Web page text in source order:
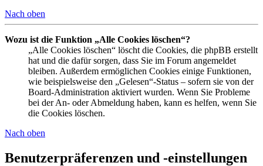
Nach oben
Wozu ist die Funktion „Alle Cookies löschen“?
„Alle Cookies löschen“ löscht die Cookies, die phpBB erstellt
hat und die dafür sorgen, dass Sie im Forum angemeldet
bleiben. Außerdem ermöglichen Cookies einige Funktionen,
wie beispielsweise den „Gelesen“-Status – sofern sie von der
Board-Administration aktiviert wurden. Wenn Sie Probleme
bei der An- oder Abmeldung haben, kann es helfen, wenn Sie
die Cookies löschen.
Nach oben
Benutzerpräferenzen und -einstellungen